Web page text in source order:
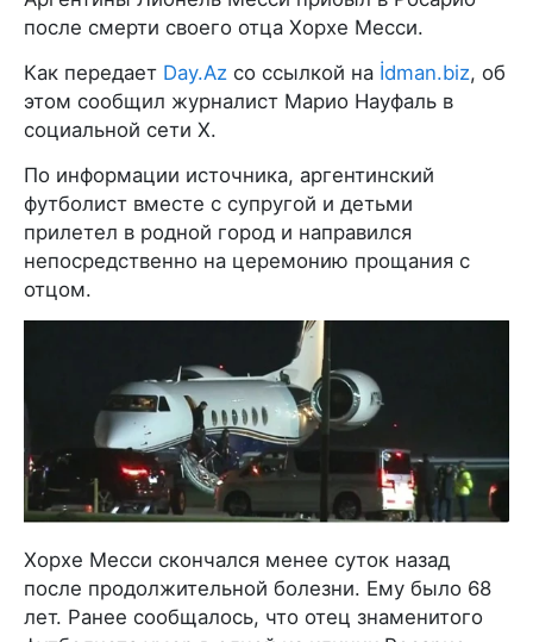
после смерти своего отца Хорхе Месси.
Как передает Day.Az со ссылкой на İdman.biz, об
этом сообщил журналист Марио Науфаль в
социальной сети X.
По информации источника, аргентинский
футболист вместе с супругой и детьми
прилетел в родной город и направился
непосредственно на церемонию прощания с
отцом.
Хорхе Месси скончался менее суток назад
после продолжительной болезни. Ему было 68
лет. Ранее сообщалось, что отец знаменитого